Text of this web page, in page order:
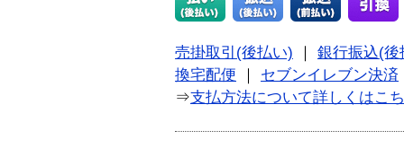
売掛取引(後払い)
銀行振込(後
換宅配便
セブンイレブン決済
⇒支払方法について詳しくはこ